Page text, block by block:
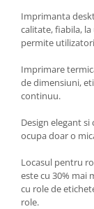
Imprimanta
calitate, fiabila,
permite
Imprimare
de dimensiuni,
continuu.
Design elegant
ocupa doar o
Locasul pentru
este cu 30% mai
cu role de
role.